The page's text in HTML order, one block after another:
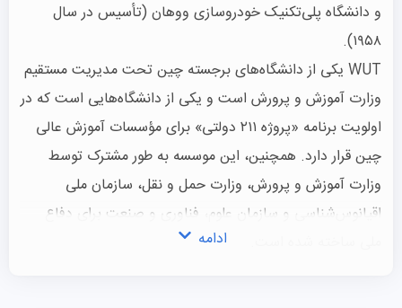
و دانشگاه پلی‌تکنیک خودروسازی ووهان (تأسیس در سال
۱۹۵۸).
WUT یکی از دانشگاه‌های برجسته چین تحت مدیریت مستقیم
وزارت آموزش و پرورش است و یکی از دانشگاه‌هایی است که در
اولویت برنامه «پروژه ۲۱۱ دولتی» برای مؤسسات آموزش عالی
چین قرار دارد. همچنین، این موسسه به طور مشترک توسط
وزارت آموزش و پرورش، وزارت حمل و نقل، سازمان ملی
اقیانوس‌شناسی و سازمان علوم، فناوری و صنعت برای دفاع
ادامه